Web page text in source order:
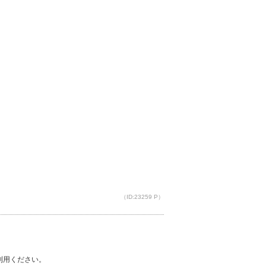
（ID:23259 P）
ください。